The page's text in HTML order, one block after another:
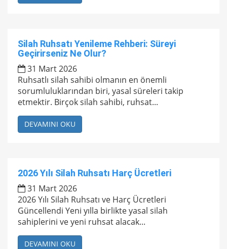
Silah Ruhsatı Yenileme Rehberi: Süreyi
Geçirirseniz Ne Olur?
31 Mart 2026
Ruhsatlı silah sahibi olmanın en önemli
sorumluluklarından biri, yasal süreleri takip
etmektir. Birçok silah sahibi, ruhsat...
DEVAMINI OKU
2026 Yılı Silah Ruhsatı Harç Ücretleri
31 Mart 2026
2026 Yılı Silah Ruhsatı ve Harç Ücretleri
Güncellendi Yeni yılla birlikte yasal silah
sahiplerini ve yeni ruhsat alacak...
DEVAMINI OKU